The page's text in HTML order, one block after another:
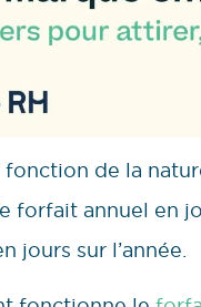
fonction de la
forfait annuel en
jours sur l’année.